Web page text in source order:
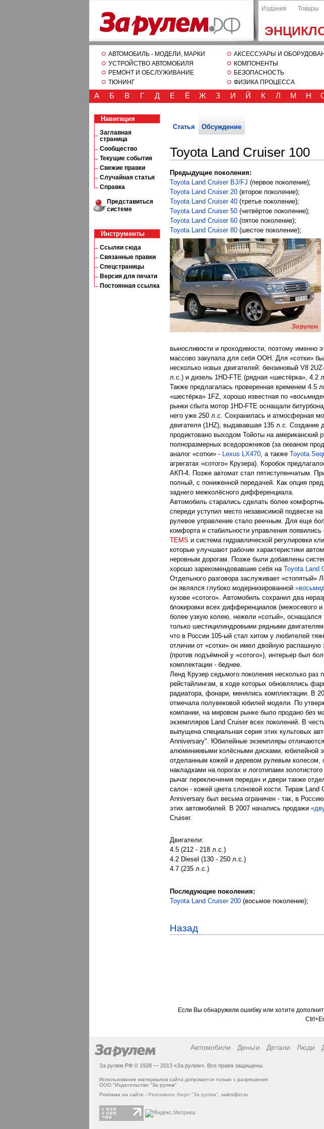
Издания Товары
АВТОМОБИЛЬ - МОДЕЛИ, МАРКИ
УСТРОЙСТВО АВТОМОБИЛЯ
РЕМОНТ И ОБСЛУЖИВАНИЕ
ТЮНИНГ
АКСЕССУАРЫ И
КОМПОНЕНТЫ
БЕЗОПАСНОСТЬ
ФИЗИКА ПРОЦЕССА
А Б В Г Д Е Ё Ж З И Й К Л М Н
Навигация
Заглавная
страница
Сообщество
Текущие события
Свежие правки
Случайная статья
Справка
Представиться
системе
Инструменты
Ссылки сюда
Связанные правки
Спецстраницы
Версия для печати
Постоянная ссылка
Статья Обсуждение
Toyota Land Cruiser 100
Предыдущие поколения:
Toyota Land Cruiser BJ/FJ (первое поколение);
Toyota Land Cruiser 20 (второе поколение);
Toyota Land Cruiser 40 (третье поколение);
Toyota Land Cruiser 50 (четвёртое поколение);
Toyota Land Cruiser 60 (пятое поколение);
Toyota Land Cruiser 80 (шестое поколение);
выносливости и проходимости, поэтому именно
массово закупала для себя ООН. Для «сотки»
несколько новых двигателей: бензиновый V8
л.с.) и дизель 1HD-FTE (рядная «шестёрка», 4.2
Также предлагалась проверенная временем 4.5
«шестёрка» 1FZ, хорошо известная по
рынки сбыта мотор 1HD-FTE оснащали
него уже 250 л.с. Сохранилась и атмосферная
двигателя (1HZ), выдававшая 135 л.с. Создание
продиктовано выходом Тойоты на американский
полноразмерных вседорожников (за океаном
аналог «сотки» -
Lexus LX470 , а также Toyota
агрегатах «сотого» Крузера). Коробок
АКП-4. Позже автомат стал пятиступенчатым.
полный, с пониженной передачей. Как опция
заднего межколёсного дифференциала.
Автомобиль старались сделать более
спереди уступил место независимой подвеске на
рулевое управление стало реечным. Для еще
комфорта и стабильности управления появились
TEMS и система гидравлической регулировки
которые улучшают рабочие характеристики
неровным дорогам. Позже были добавлены
хорошо зарекомендовавшие себя на Toyota Land
Отдельного разговора заслуживает «стопятый»
он являлся глубоко модернизированной
кузове «сотого». Автомобиль сохранил два
блокировки всех дифференциалов (межосевого
более узкую колею, нежели «сотый»,
только шестицилиндровыми рядными
что в России 105-ый стал хитом у любителей
отличии от «сотки» он имел двойную
(против подъёмной у «сотого»), интерьер был
комплектации - беднее.
Ленд Крузер седьмого поколения несколько раз
рейстайлингам, в ходе которых обновлялись
радиатора, фонари, менялись комплектации. В
отмечала полувековой юбилей модели. По
компании, на мировом рынке было продано без
экземпляров Land Cruiser всех поколений. В
выпущена специальная серия этих культовых
Anniversary". Юбилейные экземпляры
алюминиевыми колёсными дисками, юбилейной
отделанным кожей и деревом рулевым колесом,
накладками на порогах и логотипами
рычаг переключения передач и двери также
салон - кожей цвета слоновой кости. Тираж Land
Anniversary был весьма ограничен - так, в
этих автомобилей. В 2007 начались продажи
Cruiser.
Двигатели:
4.5 (212 - 218 л.с.)
4.2 Diesel (130 - 250 л.с.)
4.7 (235 л.с.)
Последующие поколения:
Toyota Land Cruiser 200 (восьмое поколение);
Назад
Если Вы обнаружили ошибку или хотите
Автомобили Деньги Детали Люди
За рулем.РФ © 1928 — 2013 «За рулем». Все права защищены.
Использование материалов сайта допускается только с разрешения
ООО "Издательство "За рулем"
Реклама на сайте - Рекламное бюро "За рулем" sales@zr.ru